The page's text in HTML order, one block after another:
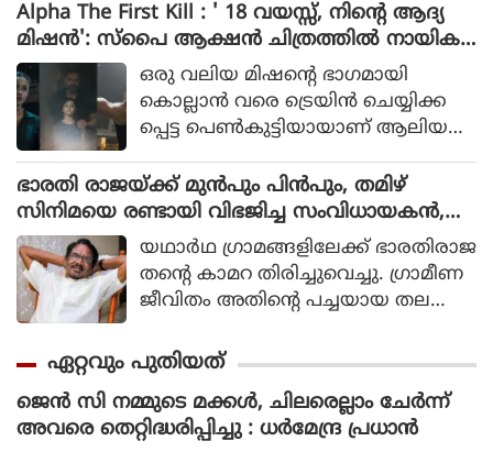
Alpha The First Kill : ' 18 വയസ്സ്, നിന്റെ ആദ്യ
മിഷന്‍': സ്‌പൈ ആക്ഷന്‍ ചിത്രത്തില്‍ നായിക
യായി ആലിയ, ആല്‍ഫ ടീസര്‍ പുറത്ത്
ഒരു വലിയ മിഷന്റെ ഭാഗമായി
കൊല്ലാന്‍ വരെ ട്രെയിന്‍ ചെയ്യിക്ക
പ്പെട്ട പെണ്‍കുട്ടിയായാണ് ആലിയ
സിനിമയിലെത്തുന്നത്.
ഭാരതി രാജയ്ക്ക് മുൻപും പിൻപും, തമിഴ്
സിനിമയെ രണ്ടായി വിഭജിച്ച സംവിധായകൻ,
ഭാരതി രാജ വിട പറയുമ്പോൾ
യഥാര്‍ഥ ഗ്രാമങ്ങളിലേക്ക് ഭാരതിരാജ
തന്റെ കാമറ തിരിച്ചുവെച്ചു. ഗ്രാമീണ
ജീവിതം അതിന്റെ പച്ചയായ തല
ഭാരതിരാജ വിപ്ലവം തീര്‍ത്തത്.
ഏറ്റവും പുതിയത്
ജെൻ സി നമ്മുടെ മക്കൾ, ചിലരെല്ലാം ചേർന്ന്
അവരെ തെറ്റിദ്ധരിപ്പിച്ചു : ധർമേന്ദ്ര പ്രധാൻ